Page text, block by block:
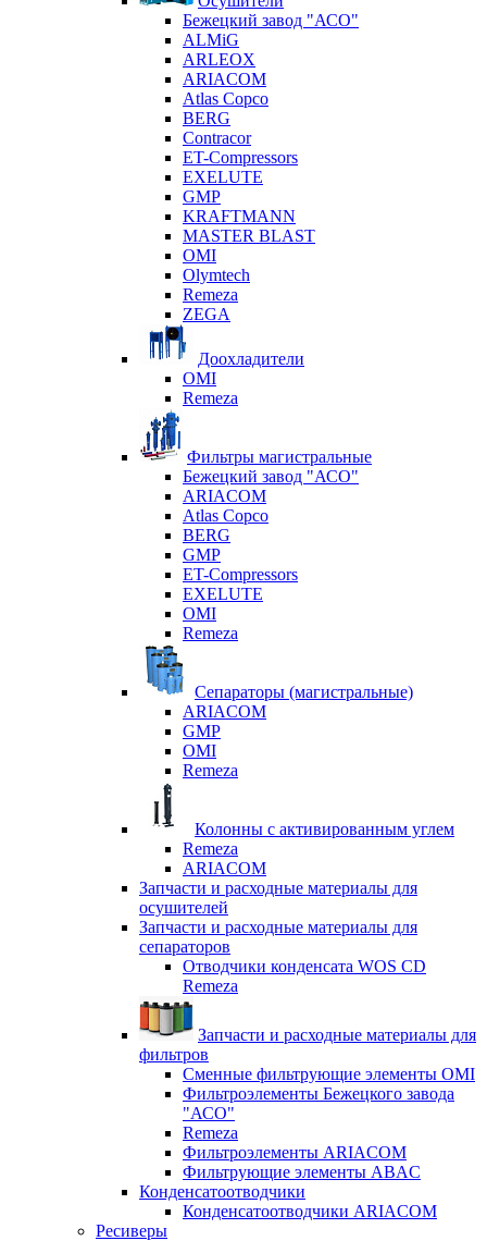
Бежецкий завод "АСО"
ALMiG
ARLEOX
ARIACOM
Atlas Copco
BERG
Contracor
ET-Compressors
EXELUTE
GMP
KRAFTMANN
MASTER BLAST
OMI
Olymtech
Remeza
ZEGA
Доохладители
OMI
Remeza
Фильтры магистральные
Бежецкий завод "АСО"
ARIACOM
Atlas Copco
BERG
GMP
ET-Compressors
EXELUTE
OMI
Remeza
Сепараторы (магистральные)
ARIACOM
GMP
OMI
Remeza
Колонны с активированным углем
Remeza
ARIACOM
Запчасти и расходные материалы для
осушителей
Запчасти и расходные материалы для
сепараторов
Отводчики конденсата WOS CD
Remeza
Запчасти и расходные материалы для
фильтров
Сменные фильтрующие элементы OMI
Фильтроэлементы Бежецкого завода
"АСО"
Remeza
Фильтроэлементы ARIACOM
Фильтрующие элементы ABAC
Конденсатоотводчики
Конденсатоотводчики ARIACOM
Ресиверы